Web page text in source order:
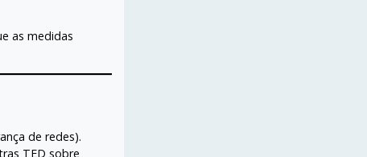
as medidas
de redes).
TED sobre